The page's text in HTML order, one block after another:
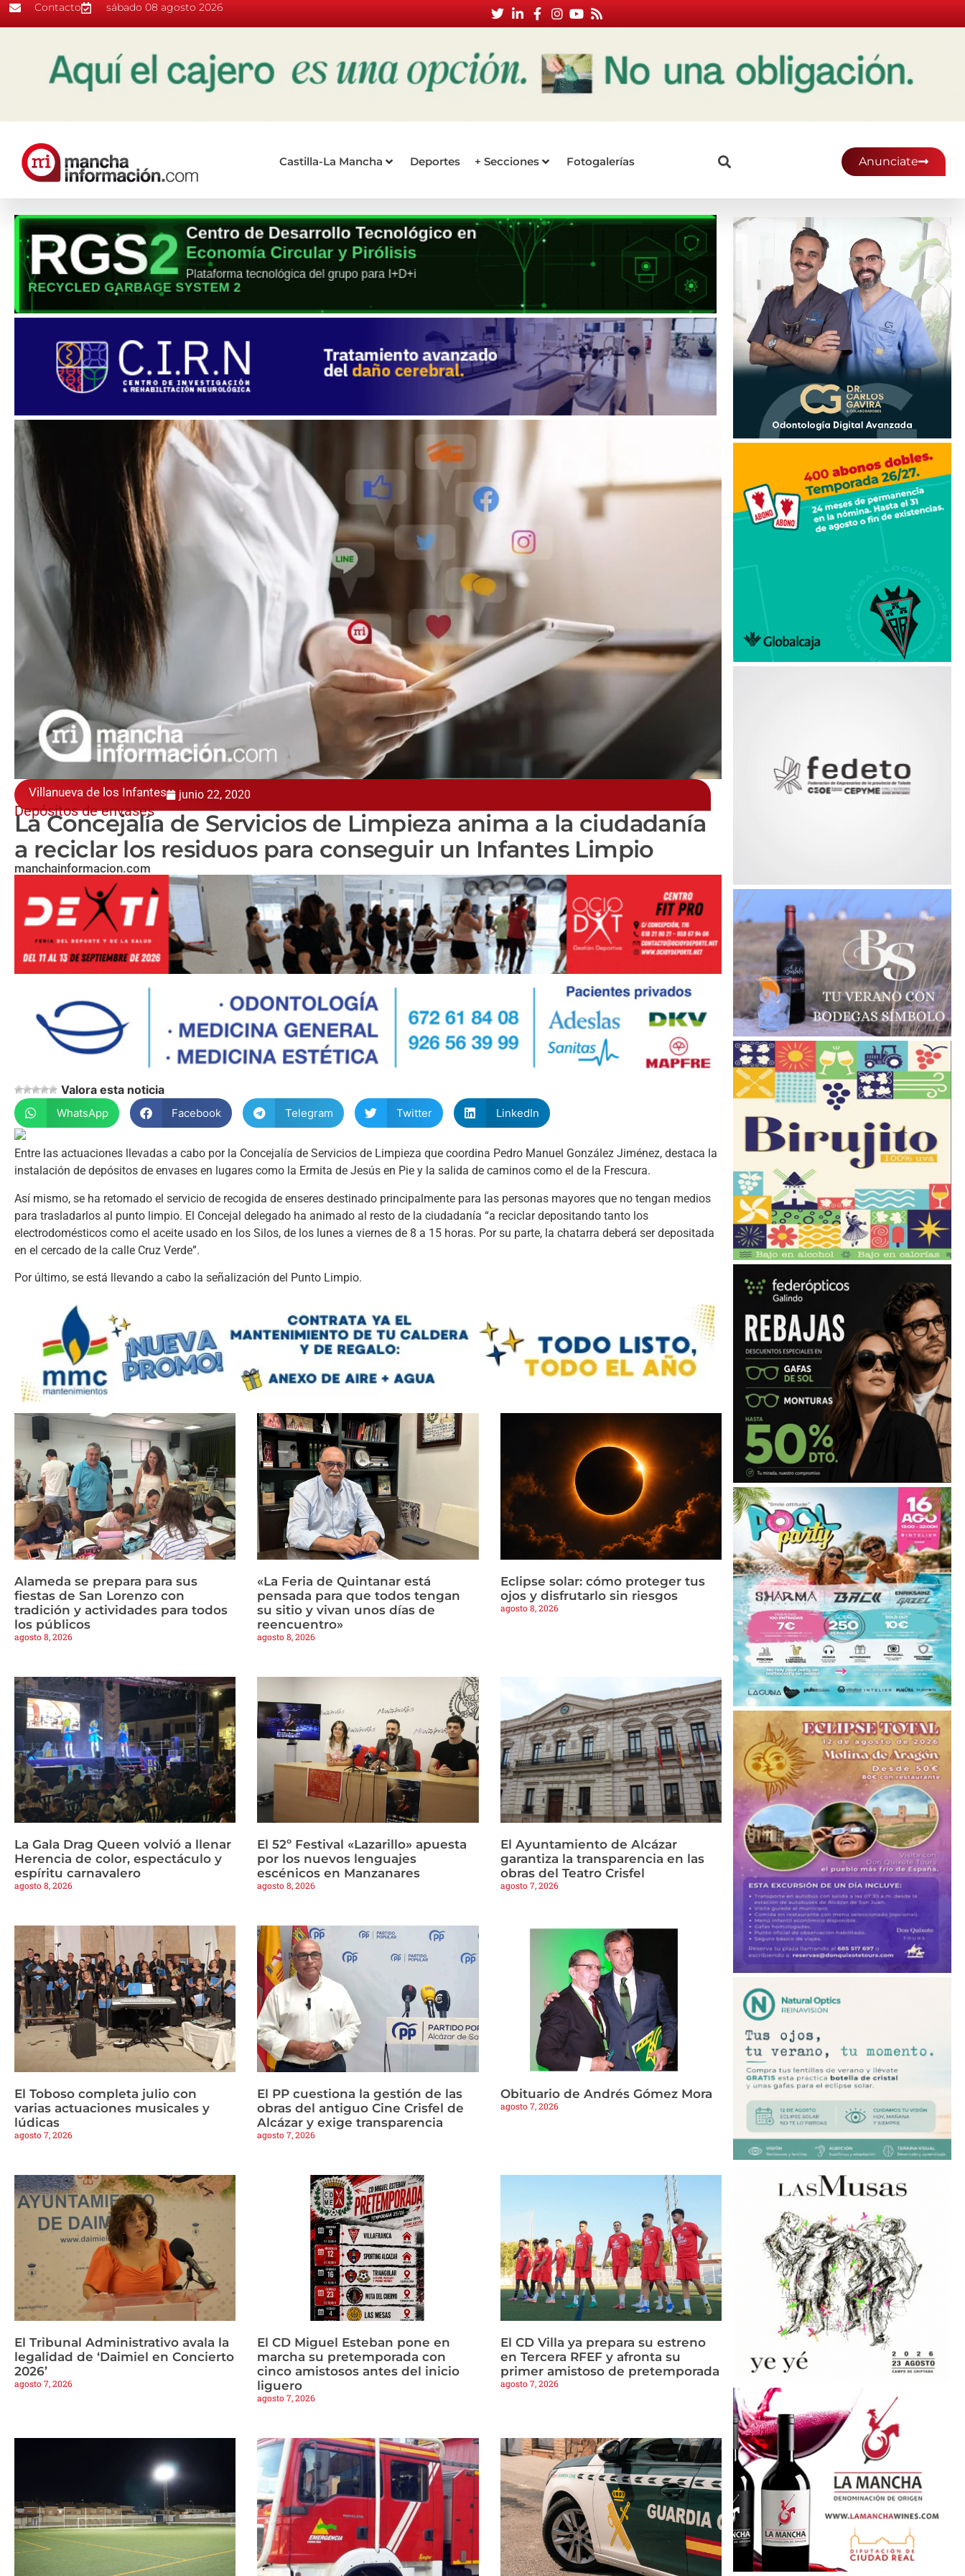
Contacto sábado 08 agosto 2026
Castilla-La Mancha Deportes + Secciones Fotogalerías Anunciate
Villanueva de los Infantes junio 22, 2020
Depósitos de envases
La Concejalía de Servicios de Limpieza anima a la ciudadanía
a reciclar los residuos para conseguir un Infantes Limpio
manchainformacion.com
Valora esta noticia
WhatsApp Facebook Telegram Twitter LinkedIn
Entre las actuaciones llevadas a cabo por la Concejalía de Servicios de Limpieza que coordina Pedro Manuel González Jiménez, destaca la
instalación de depósitos de envases en lugares como la Ermita de Jesús en Pie y la salida de caminos como el de la Frescura.
Así mismo, se ha retomado el servicio de recogida de enseres destinado principalmente para las personas mayores que no tengan medios
para trasladarlos al punto limpio. El Concejal delegado ha animado al resto de la ciudadanía “a reciclar depositando tanto los
electrodomésticos como el aceite usado en los Silos, de los lunes a viernes de 8 a 15 horas. Por su parte, la chatarra deberá ser depositada
en el cercado de la calle Cruz Verde”.
Por último, se está llevando a cabo la señalización del Punto Limpio.
Alameda se prepara para sus
fiestas de San Lorenzo con
tradición y actividades para todos
los públicos
agosto 8, 2026
«La Feria de Quintanar está
pensada para que todos tengan
su sitio y vivan unos días de
reencuentro»
agosto 8, 2026
Eclipse solar: cómo proteger tus
ojos y disfrutarlo sin riesgos
agosto 8, 2026
La Gala Drag Queen volvió a llenar
Herencia de color, espectáculo y
espíritu carnavalero
agosto 8, 2026
El 52º Festival «Lazarillo» apuesta
por los nuevos lenguajes
escénicos en Manzanares
agosto 8, 2026
El Ayuntamiento de Alcázar
garantiza la transparencia en las
obras del Teatro Crisfel
agosto 7, 2026
El Toboso completa julio con
varias actuaciones musicales y
lúdicas
agosto 7, 2026
El PP cuestiona la gestión de las
obras del antiguo Cine Crisfel de
Alcázar y exige transparencia
agosto 7, 2026
Obituario de Andrés Gómez Mora
agosto 7, 2026
El Tribunal Administrativo avala la
legalidad de ‘Daimiel en Concierto
2026’
agosto 7, 2026
El CD Miguel Esteban pone en
marcha su pretemporada con
cinco amistosos antes del inicio
liguero
agosto 7, 2026
El CD Villa ya prepara su estreno
en Tercera RFEF y afronta su
primer amistoso de pretemporada
agosto 7, 2026